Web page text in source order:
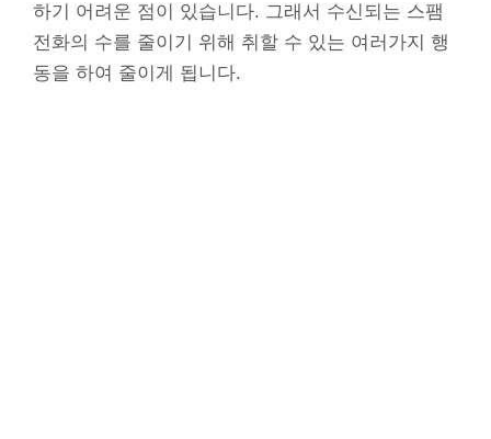
하기 어려운 점이 있습니다. 그래서 수신되는 스팸
전화의 수를 줄이기 위해 취할 수 있는 여러가지 행
동을 하여 줄이게 됩니다.